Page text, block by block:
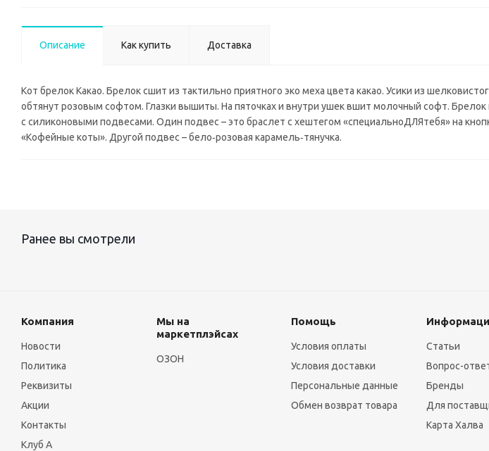
Описание Как купить Доставка
Кот брелок Какао. Брелок сшит из тактильно приятного эко меха цвета какао. Усики из
обтянут розовым софтом. Глазки вышиты. На пяточках и внутри ушек вшит молочный софт. Брелок
с силиконовыми подвесами. Один подвес – это браслет с хештегом «специальноДЛЯтебя» на
«Кофейные коты». Другой подвес – бело‑розовая карамель‑тянучка.
Ранее вы смотрели
Компания
Новости
Политика
Реквизиты
Акции
Контакты
Клуб А
Мы на
маркетплэйсах
ОЗОН
Помощь
Условия оплаты
Условия доставки
Персональные данные
Обмен возврат товара
Статьи
Вопрос-
Бренды
Для
Карта Халва